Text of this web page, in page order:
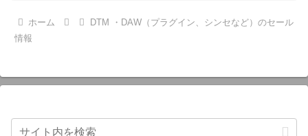
ホーム
DTM ・DAW（プラグイン、シンセなど）のセール
情報